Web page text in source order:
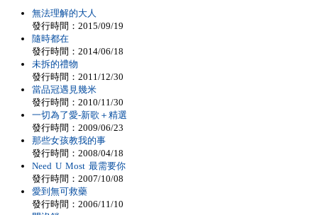
無法理解的大人
發行時間：2015/09/19
隨時都在
發行時間：2014/06/18
未拆的禮物
發行時間：2011/12/30
當品冠遇見幾米
發行時間：2010/11/30
一切為了愛-新歌＋精選
發行時間：2009/06/23
那些女孩教我的事
發行時間：2008/04/18
Need U Most 最需要你
發行時間：2007/10/08
愛到無可救藥
發行時間：2006/11/10